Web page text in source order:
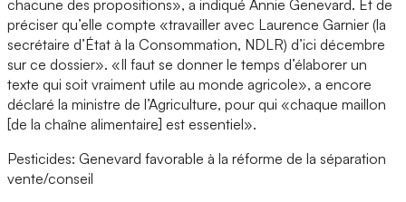
chacune des propositions», a indiqué Annie Genevard. Et de
préciser qu’elle compte «travailler avec Laurence Garnier (la
secrétaire d’État à la Consommation, NDLR) d’ici décembre
sur ce dossier». «Il faut se donner le temps d’élaborer un
texte qui soit vraiment utile au monde agricole», a encore
déclaré la ministre de l’Agriculture, pour qui «chaque maillon
[de la chaîne alimentaire] est essentiel».
Pesticides: Genevard favorable à la réforme de la séparation
vente/conseil